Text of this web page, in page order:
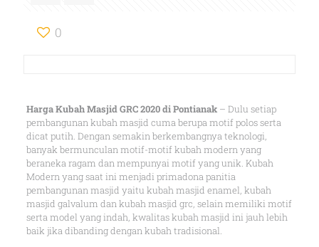
0
Harga Kubah Masjid GRC 2020 di Pontianak– Dulu setiap
pembangunan kubah masjid cuma berupa motif polos serta
dicat putih. Dengan semakin berkembangnya teknologi,
banyak bermunculan motif-motif kubah modern yang
beraneka ragam dan mempunyai motif yang unik. Kubah
Modern yang saat ini menjadi primadona panitia
pembangunan masjid yaitu kubah masjid enamel, kubah
masjid galvalum dan kubah masjid grc, selain memiliki motif
serta model yang indah, kwalitas kubah masjid ini jauh lebih
baik jika dibanding dengan kubah tradisional.